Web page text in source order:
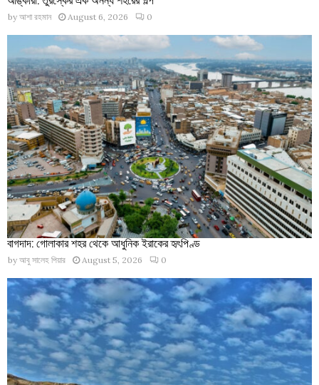
by আশা রহমান August 6, 2026 0
বাগদাদ: গোলাকার শহর থেকে আধুনিক ইরাকের হৃৎপিণ্ড
by আবু সালেহ পিয়ার August 5, 2026 0